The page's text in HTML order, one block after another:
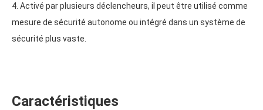
4. Activé par plusieurs déclencheurs, il peut être utilisé comme
mesure de sécurité autonome ou intégré dans un système de
sécurité plus vaste.
Caractéristiques